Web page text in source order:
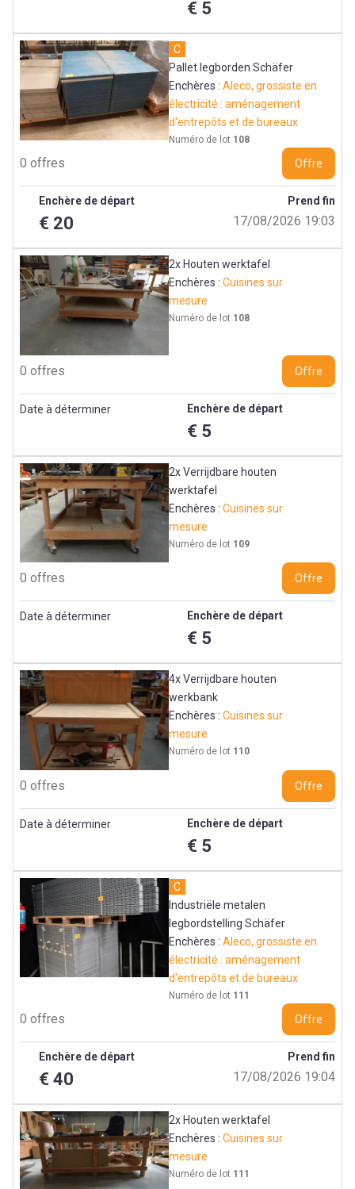
€ 5
C
Pallet legborden Schäfer
Enchères :Aleco, grossiste en
électricité : aménagement
d'entrepôts et de bureaux
Numéro de lot 108
0 offres Offre
Prend fin
17/08/2026 19:03
Enchère de départ
€ 20
2x Houten werktafel
Enchères :Cuisines sur
mesure
Numéro de lot 108
0 offres Offre
Date à déterminer Enchère de départ
€ 5
2x Verrijdbare houten
werktafel
Enchères :Cuisines sur
mesure
Numéro de lot 109
0 offres Offre
Date à déterminer Enchère de départ
€ 5
4x Verrijdbare houten
werkbank
Enchères :Cuisines sur
mesure
Numéro de lot 110
0 offres Offre
Date à déterminer Enchère de départ
€ 5
C
Industriële metalen
legbordstelling Schäfer
Enchères :Aleco, grossiste en
électricité : aménagement
d'entrepôts et de bureaux
Numéro de lot 111
0 offres Offre
Prend fin
17/08/2026 19:04
Enchère de départ
€ 40
2x Houten werktafel
Enchères :Cuisines sur
mesure
Numéro de lot 111